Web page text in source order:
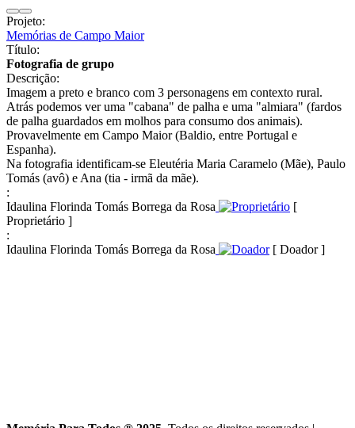
Projeto:
Memórias de Campo Maior
Título:
Fotografia de grupo
Descrição:
Imagem a preto e branco com 3 personagens em contexto rural.
Atrás podemos ver uma "cabana" de palha e uma "almiara" (fardos
de palha guardados em molhos para consumo dos animais).
Provavelmente em Campo Maior (Baldio, entre Portugal e
Espanha).
Na fotografia identificam-se Eleutéria Maria Caramelo (Mãe), Paulo
Tomás (avô) e Ana (tia - irmã da mãe).
:
Idaulina Florinda Tomás Borrega da Rosa
[
Proprietário ]
:
Idaulina Florinda Tomás Borrega da Rosa
[ Doador ]